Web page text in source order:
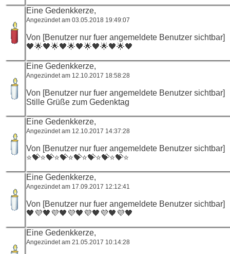
Eine Gedenkkerze,
Angezündet am 03.05.2018 19:49:07
Von [Benutzer nur fuer angemeldete Benutzer sichtbar]
🖤🌟🖤🌟🖤🌟🖤🌟🖤🌟🖤🌟🖤
Eine Gedenkkerze,
Angezündet am 12.10.2017 18:58:28
Von [Benutzer nur fuer angemeldete Benutzer sichtbar]
Stille Grüße zum Gedenktag
Eine Gedenkkerze,
Angezündet am 12.10.2017 14:37:28
Von [Benutzer nur fuer angemeldete Benutzer sichtbar]
⭐️💝⭐️💝⭐️💝⭐️💝⭐️💝⭐️💝⭐️💝⭐️
Eine Gedenkkerze,
Angezündet am 17.09.2017 12:12:41
Von [Benutzer nur fuer angemeldete Benutzer sichtbar]
🖤💜🖤💜🖤💜🖤💜🖤💜🖤💜🖤
Eine Gedenkkerze,
Angezündet am 21.05.2017 10:14:28